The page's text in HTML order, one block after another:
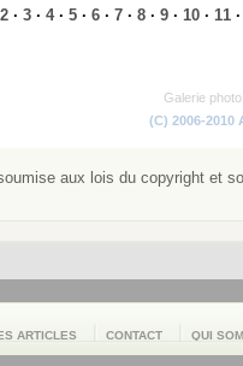
2· 3· 4· 5· 6· 7· 8· 9· 10· 11
Galerie
(C) 2006-2010
aux lois du copyright et
ARTICLES CONTACT QUI